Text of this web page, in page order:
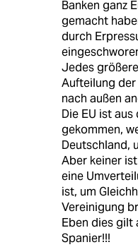
Banken ganz
gemacht
durch
Jedes
Aufteilung
nach außen
Die EU ist
gekommen,
Deutschland,
Aber keiner
eine
ist, um
Vereinigung
Eben dies gilt
Spanier!!!